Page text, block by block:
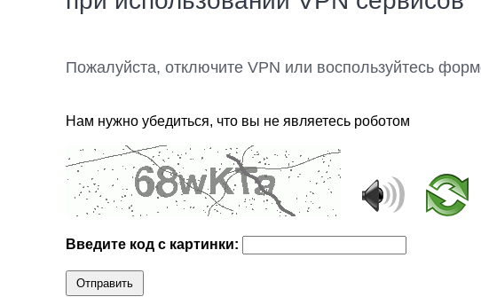
Пожалуйста, отключите VPN или воспользуйтесь
Нам нужно убедиться, что вы не являетесь роботом
Введите код с картинки:
Отправить